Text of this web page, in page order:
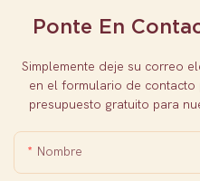
Ponte En
Simplemente deje su correo
en el formulario de contacto
presupuesto gratuito para
Nombre